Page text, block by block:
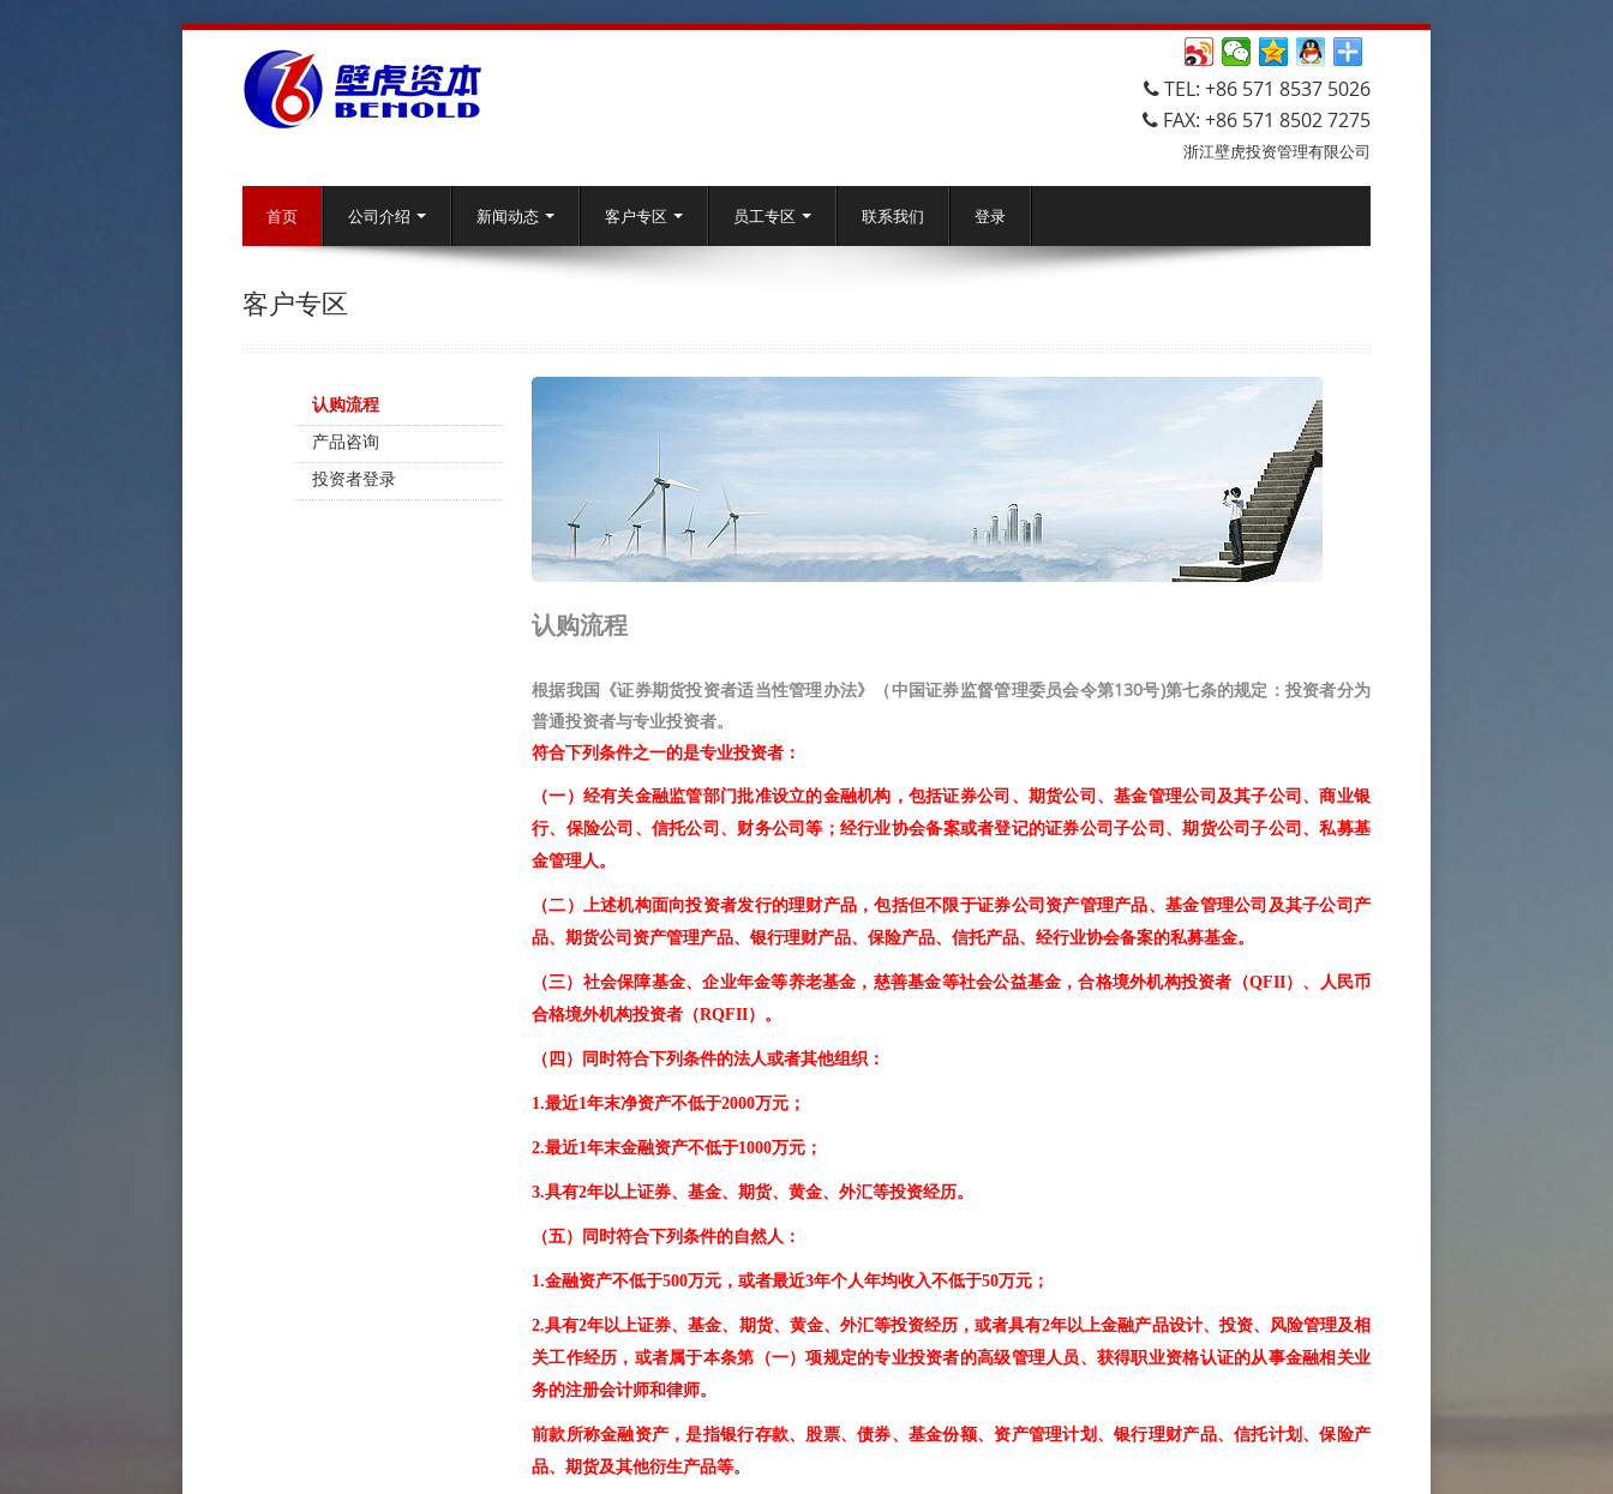
TEL: +86 571 8537 5026
FAX: +86 571 8502 7275
浙江壁虎投资管理有限公司
首页 公司介绍 新闻动态 客户专区 员工专区 联系我们 登录
客户专区
认购流程
产品咨询
投资者登录
认购流程
根据我国《证券期货投资者适当性管理办法》（中国证券监督管理委员会令第130号)第七条的规定： 投资者分为
普通投资者与专业投资者。
符合下列条件之一的是专业投资者：
（一）经有关金融监管部门批准设立的金融机构，包括证券公司、期货公司、基金管理公司及其子公司、商业银
行、保险公司、信托公司、财务公司等；经行业协会备案或者登记的证券公司子公司、期货公司子公司、私募基
金管理人。
（二）上述机构面向投资者发行的理财产品，包括但不限于证券公司资产管理产品、基金管理公司及其子公司产
品、期货公司资产管理产品、银行理财产品、保险产品、信托产品、经行业协会备案的私募基金。
（三）社会保障基金、企业年金等养老基金，慈善基金等社会公益基金，合格境外机构投资者（QFII）、人民币
合格境外机构投资者（RQFII）。
（四）同时符合下列条件的法人或者其他组织：
1.最近1年末净资产不低于2000万元；
2.最近1年末金融资产不低于1000万元；
3.具有2年以上证券、基金、期货、黄金、外汇等投资经历。
（五）同时符合下列条件的自然人：
1.金融资产不低于500万元，或者最近3年个人年均收入不低于50万元；
2.具有2年以上证券、基金、期货、黄金、外汇等投资经历，或者具有2年以上金融产品设计、投资、风险管理及相
关工作经历，或者属于本条第（一）项规定的专业投资者的高级管理人员、获得职业资格认证的从事金融相关业
务的注册会计师和律师。
前款所称金融资产，是指银行存款、股票、债券、基金份额、资产管理计划、银行理财产品、信托计划、保险产
品、期货及其他衍生产品等。